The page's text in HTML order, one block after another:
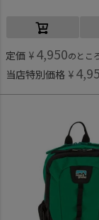
定価 ¥ 4,950のとこ
当店特別価格 ¥